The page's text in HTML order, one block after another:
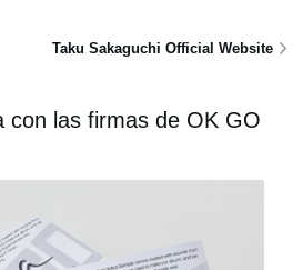
Taku Sakaguchi Official Website
con las firmas de OK GO